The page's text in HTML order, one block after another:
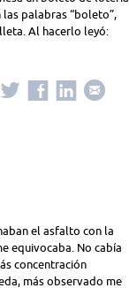
palabras “boleto”,
Al hacerlo leyó:
el asfalto con la
equivocaba. No cabía
concentración
más observado me